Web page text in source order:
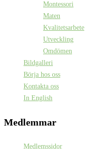
Montessori
Maten
Kvalitetsarbete
Utveckling
Omdömen
Bildgalleri
Börja hos oss
Kontakta oss
In English
Medlemmar
Medlemssidor